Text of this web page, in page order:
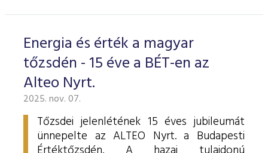
Energia és érték a magyar
tőzsdén - 15 éve a BÉT-en az
Alteo Nyrt.
2025. nov. 07.
Tőzsdei jelenlétének 15 éves jubileumát
ünnepelte az ALTEO Nyrt. a Budapesti